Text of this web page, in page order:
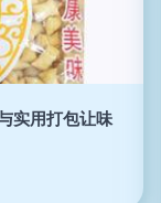
实用打包让味